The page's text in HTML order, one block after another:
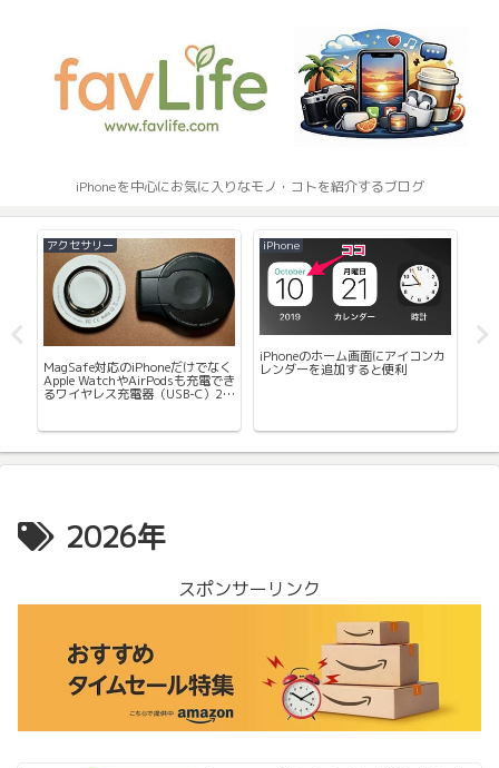
iPhoneを中心にお気に入りなモノ・コトを紹介するブログ
アクセサリー
MagSafe対応のiPhoneだけでなく
Apple WatchやAirPodsも充電でき
るワイヤレス充電器（USB-C）2種
iPhone
iPhoneのホーム画面にアイコンカ
レンダーを追加すると便利
2026年
スポンサーリンク